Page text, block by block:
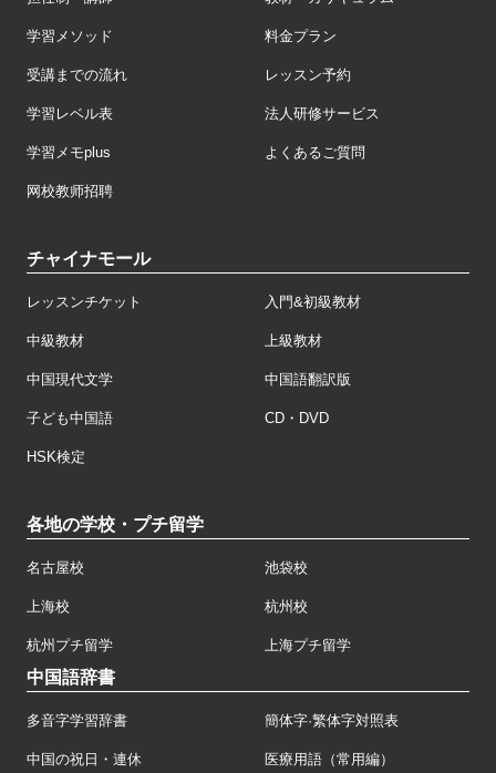
学習メソッド 料金プラン
受講までの流れ レッスン予約
学習レベル表 法人研修サービス
学習メモplus よくあるご質問
网校教师招聘
チャイナモール
レッスンチケット 入門&初級教材
中級教材 上級教材
中国現代文学 中国語翻訳版
子ども中国語 CD・DVD
HSK検定
各地の学校・プチ留学
名古屋校 池袋校
上海校 杭州校
杭州プチ留学 上海プチ留学
中国語辞書
多音字学習辞書 簡体字·繁体字対照表
中国の祝日・連休 医療用語（常用編）